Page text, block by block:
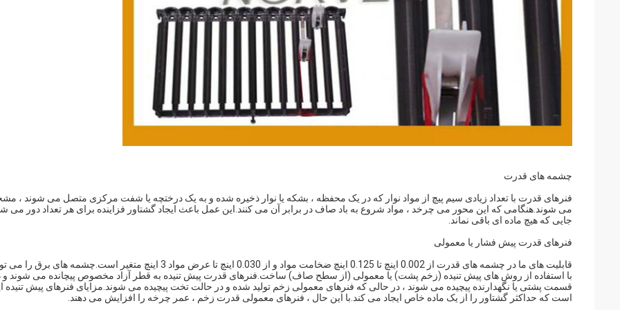
چشمه های قدرت
فنرهای قدرت با تعداد زیادی سیم پیچ از مواد نوار که در یک محفظه ، بشکه یا نوار ذخیره شده و به یک درختچه یا شفت مرکزی متصل می شوند ،
می شوند.هنگامی که این محور می چرخد ​​، مواد شروع به باد صاف در برابر آن می کنند.این عمل باعث ایجاد گشتاور فزاینده برای هر تعداد دور می
جایی که هیچ ماده ای باقی نماند.
فنرهای قدرت پیش فشار یا معمولی
قابلیت های ما در چشمه های قدرت از 0.002 اینچ تا 0.125 اینچ ضخامت مواد و از 0.030 اینچ تا عرض مواد 3 اینچ متغیر است.چشمه های برق
با استفاده از روش های پیش تنیده (زخم پشت) یا معمولی (از سطح صاف) ساخت.فنرهای قدرت پیش تنیده به قطر آزاد مخصوص پیچانده می شوند و
قسمت پشتی یا نگهدارنده پیچیده می شوند ، در حالی که فنرهای معمولی زخم تولید شده و در حالت تخت پیچیده می شوند.مزایای فنرهای پیش تنیده
است که حداکثر گشتاور را از یک ماده خاص ایجاد می کند.با این حال ، فنرهای معمولی قدرت زخم ، عمر چرخه را افزایش می دهند.